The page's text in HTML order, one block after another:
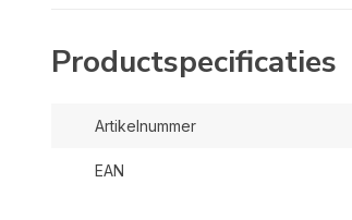
Productspecificaties
Artikelnummer
EAN